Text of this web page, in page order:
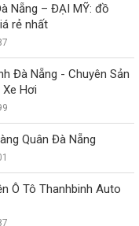
Nẵng – ĐẠI MỸ: đồ
rẻ nhất
Đà Nẵng - Chuyên Sản
Hơi
Quân Đà Nẵng
Ô Tô Thanhbinh Auto